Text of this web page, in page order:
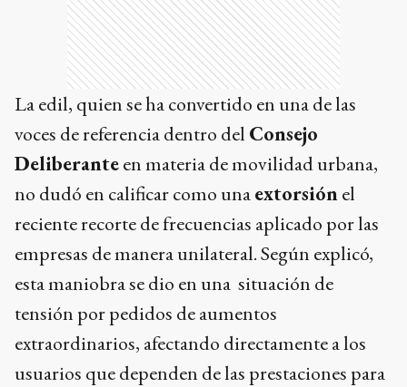
La edil, quien se ha convertido en una de las
voces de referencia dentro del Consejo
Deliberanteen materia de movilidad urbana,
no dudó en calificar como unaextorsiónel
reciente recorte de frecuencias aplicado por las
empresas de manera unilateral. Según explicó,
esta maniobra se dio en una situación de
tensión por pedidos de aumentos
extraordinarios, afectando directamente a los
usuarios que dependen de las prestaciones para